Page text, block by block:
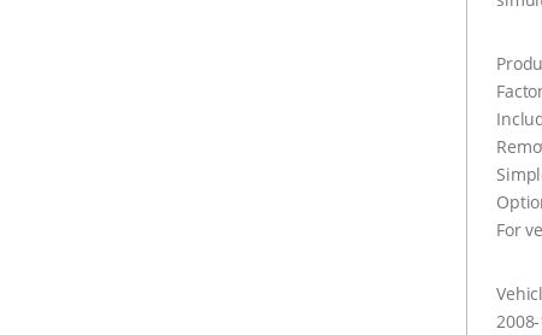
For